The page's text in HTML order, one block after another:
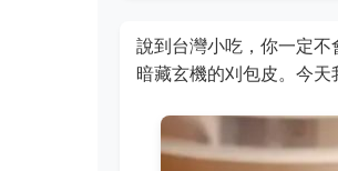
說到台灣小吃，你一定
暗藏玄機的刈包皮。今天